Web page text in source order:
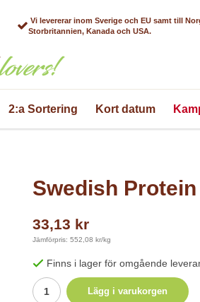
Vi levererar inom Sverige och EU samt till
Storbritannien, Kanada och USA.
2:a Sortering Kort datum
Swedish
33,13 kr
Jämförpris: 552,08 kr/kg
Finns i lager för omgående
Lägg i varukorgen